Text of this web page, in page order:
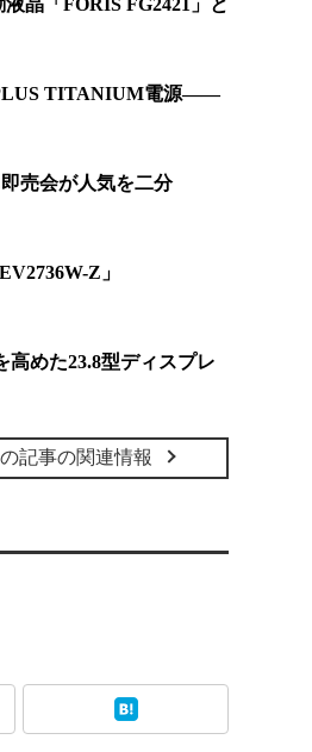
晶「FORIS FG2421」と
TITANIUM電源――
売会が人気を二分
Z」
めた23.8型ディスプレ
記事の関連情報